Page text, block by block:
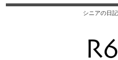
シニアの日